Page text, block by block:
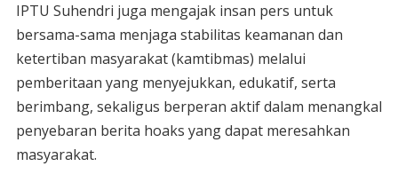
IPTU Suhendri juga mengajak insan pers untuk
bersama-sama menjaga stabilitas keamanan dan
ketertiban masyarakat (kamtibmas) melalui
pemberitaan yang menyejukkan, edukatif, serta
berimbang, sekaligus berperan aktif dalam menangkal
penyebaran berita hoaks yang dapat meresahkan
masyarakat.